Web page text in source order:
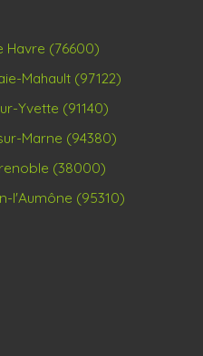
Havre (76600)
Mahault (97122)
Yvette (91140)
Marne (94380)
(38000)
l'Aumône (95310)